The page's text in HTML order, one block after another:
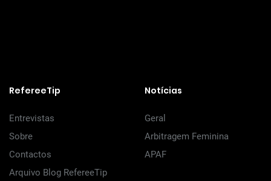
RefereeTip
Entrevistas
Sobre
Contactos
Arquivo Blog RefereeTip
Notícias
Geral
Arbitragem Feminina
APAF